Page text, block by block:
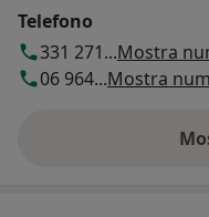
Telefono
331 271...Mostra
06 964...Mostra